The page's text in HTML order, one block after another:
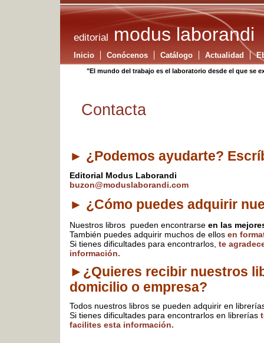
editorial modus laborandi
Inicio Conócenos Catálogo Actualidad
"El mundo del trabajo es el laboratorio desde el que se
Contacta
► ¿Podemos ayudarte?
Editorial Modus Laborandi
buzon@moduslaborandi.com
► ¿Cómo puedes adquirir
Nuestros libros pueden encontrarse en las
También puedes adquirir muchos de ellos en
Si tienes dificultades para encontrarlos, te
información.
► ¿Quieres recibir nuestros
domicilio o empresa?
Todos nuestros libros se pueden adquirir en
Si tienes dificultades para encontrarlos en librerías
facilites esta información.